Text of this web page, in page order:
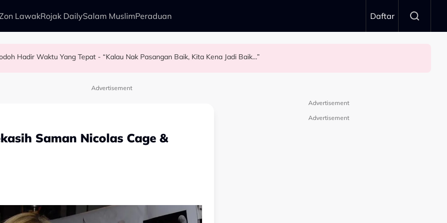
LawakRojak DailySalam MuslimPeraduan Daftar
- Kebaikan Amira Othman 10 Tahun Lalu Jadi Bualan Wargamaya
Hadir Waktu Yang Tepat - “Kalau Nak Pasangan Baik, Kita Kena Jadi Baik…”
Rahman
Buli - "Jangan Bagi Orang Pijak Kau"
Advertisement
Saman Nicolas Cage &
Advertisement
Advertisement